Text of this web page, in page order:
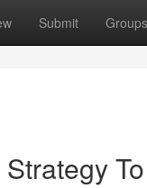
Submit Groups